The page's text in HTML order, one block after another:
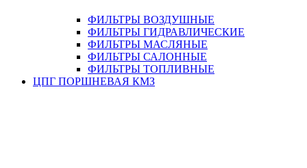
ФИЛЬТРЫ ВОЗДУШНЫЕ
ФИЛЬТРЫ ГИДРАВЛИЧЕСКИЕ
ФИЛЬТРЫ МАСЛЯНЫЕ
ФИЛЬТРЫ САЛОННЫЕ
ФИЛЬТРЫ ТОПЛИВНЫЕ
ЦПГ ПОРШНЕВАЯ КМЗ